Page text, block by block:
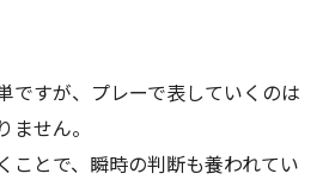
ですが、プレーで表していくのは
せん。
ことで、瞬時の判断も養われてい